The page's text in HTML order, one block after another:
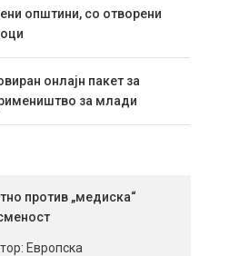
општини, со отворени
онлајн пакет за
за млади
против „медиска“
Европска